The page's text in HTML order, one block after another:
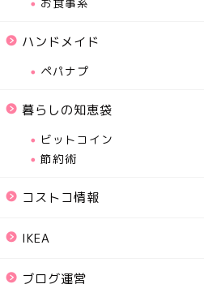
ハンドメイド
ペパナプ
暮らしの知恵袋
ビットコイン
節約術
コストコ情報
IKEA
ブログ運営